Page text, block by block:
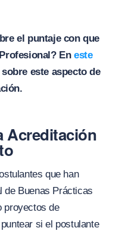
el puntaje con que
Eneste
este aspecto de
Acreditación
que han
de Buenas Prácticas
proyectos de
si el postulante